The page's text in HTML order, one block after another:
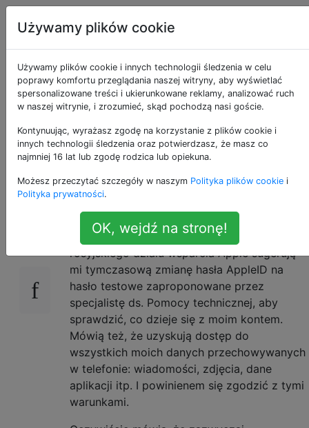
Apple Tagi
Czy mogę zaufać
wsparciu Apple i
udostępnić moje
hasło?
Mam problem z kopią zapasową iCloud na
moim iPhonie. Po kilku telefonach do
rosyjskiego działu wsparcia Apple sugerują
mi tymczasową zmianę hasła AppleID na
hasło testowe zaproponowane przez
specjalistę ds. Pomocy technicznej, aby
sprawdzić, co dzieje się z moim kontem.
Mówią też, że uzyskują dostęp do
wszystkich moich danych przechowywanych
w telefonie: wiadomości, zdjęcia, dane
aplikacji itp. I powinienem się zgodzić z tymi
warunkami.
Używamy plików cookie
Używamy plików cookie i innych technologii śledzenia w celu
poprawy komfortu przeglądania naszej witryny, aby wyświetlać
spersonalizowane treści i ukierunkowane reklamy, analizować ruch
w naszej witrynie, i zrozumieć, skąd pochodzą nasi goście.
Kontynuując, wyrażasz zgodę na korzystanie z plików cookie i
innych technologii śledzenia oraz potwierdzasz, że masz co
najmniej 16 lat lub zgodę rodzica lub opiekuna.
Możesz przeczytać szczegóły w naszym Polityka plików cookie i
Polityka prywatności.
OK, wejdź na stronę!